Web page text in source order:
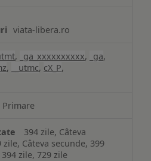
viata-libera.ro
, _ga_xxxxxxxxxx, _ga,
, __utmc, cX_P,
Primare
394 zile, Câteva
Câteva secunde, 399
zile, 729 zile